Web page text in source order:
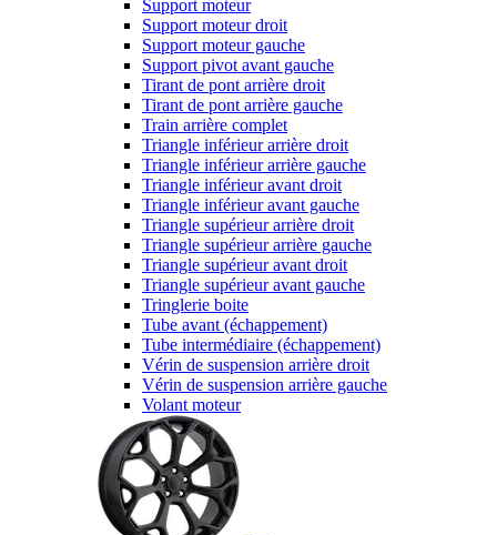
Support moteur
Support moteur droit
Support moteur gauche
Support pivot avant gauche
Tirant de pont arrière droit
Tirant de pont arrière gauche
Train arrière complet
Triangle inférieur arrière droit
Triangle inférieur arrière gauche
Triangle inférieur avant droit
Triangle inférieur avant gauche
Triangle supérieur arrière droit
Triangle supérieur arrière gauche
Triangle supérieur avant droit
Triangle supérieur avant gauche
Tringlerie boite
Tube avant (échappement)
Tube intermédiaire (échappement)
Vérin de suspension arrière droit
Vérin de suspension arrière gauche
Volant moteur